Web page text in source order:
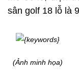
sân golf 18 lỗ là
(Ảnh minh họa)